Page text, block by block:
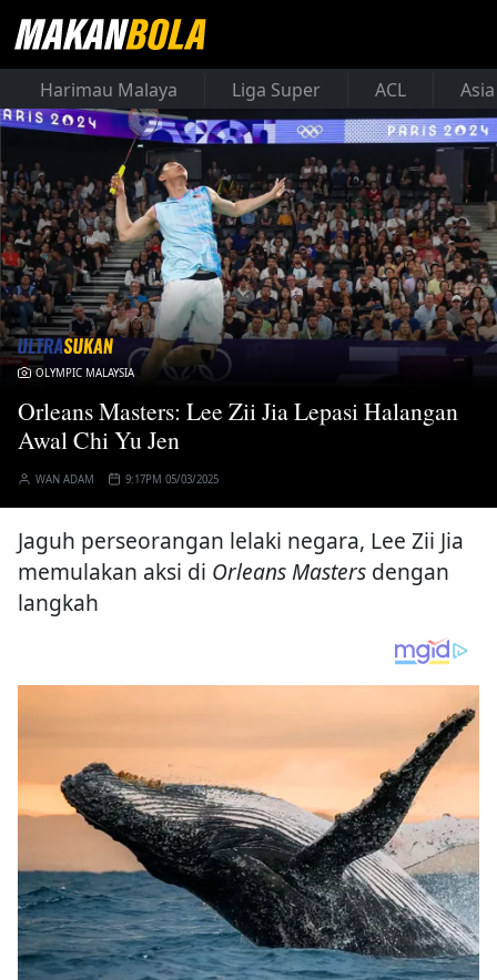
Harimau Malaya Liga Super ACL
OLYMPIC MALAYSIA
Orleans Masters: Lee Zii Jia Lepasi Halangan
Awal Chi Yu Jen
WAN ADAM 9:17PM 05/03/2025
Jaguh perseorangan lelaki negara, Lee Zii Jia
memulakan aksi di Orleans Masters dengan
langkah